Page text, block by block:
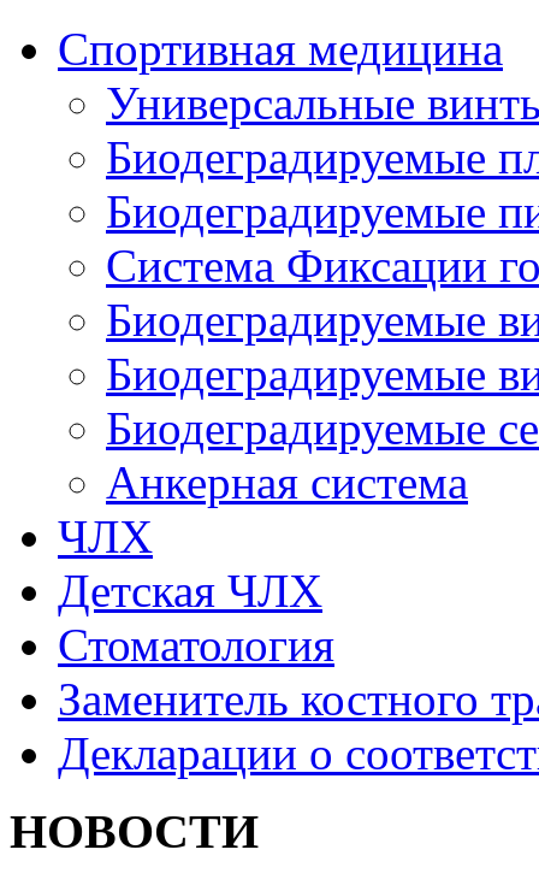
Спортивная медицина
Универсальные
Биодеградируемые
Биодеградируемые
Система Фиксации
Биодеградируемые
Биодеградируемые
Биодеградируемые
Анкерная система
ЧЛХ
Детская ЧЛХ
Стоматология
Заменитель костного
Декларации о
НОВОСТИ